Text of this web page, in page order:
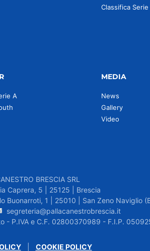
Classifica Serie
A
MEDIA
News
Gallery
Video
BRESCIA SRL
Caprera, 5 | 25125 | Brescia
Buonarroti, 1 | 25010 | San Zeno Naviglio
segreteria@pallacanestrobrescia.it
- P.IVA e C.F. 02800370989 - F.I.P.
| COOKIE POLICY